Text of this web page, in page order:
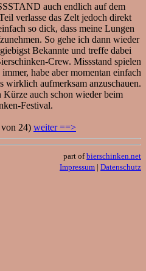
auch endlich auf dem
verlasse das Zelt jedoch direkt
so dick, dass meine Lungen
So gehe ich dann wieder
Bekannte und treffe dabei
Crew. Missstand spielen
habe aber momentan einfach
wirklich aufmerksam anzuschauen.
auch schon wieder beim
Festival.
24) weiter ==>
part ofbierschinken.net
Impressum | Datenschutz